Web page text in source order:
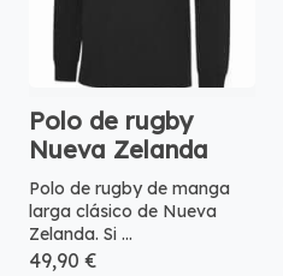
Polo de rugby
Nueva Zelanda
Polo de rugby de manga
larga clásico de Nueva
Zelanda. Si ...
49,90 €